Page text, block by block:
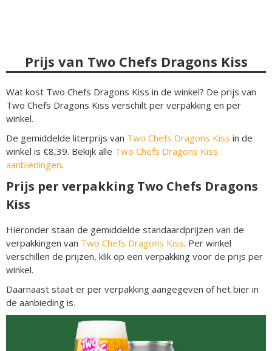
Prijs van Two Chefs Dragons Kiss
Wat kost Two Chefs Dragons Kiss in de winkel? De prijs van
Two Chefs Dragons Kiss verschilt per verpakking en per
winkel.
De gemiddelde literprijs van Two Chefs Dragons Kiss in de
winkel is €8,39. Bekijk alle Two Chefs Dragons Kiss
aanbiedingen.
Prijs per verpakking Two Chefs Dragons
Kiss
Hieronder staan de gemiddelde standaardprijzen van de
verpakkingen van Two Chefs Dragons Kiss. Per winkel
verschillen de prijzen, klik op een verpakking voor de prijs per
winkel.
Daarnaast staat er per verpakking aangegeven of het bier in
de aanbieding is.